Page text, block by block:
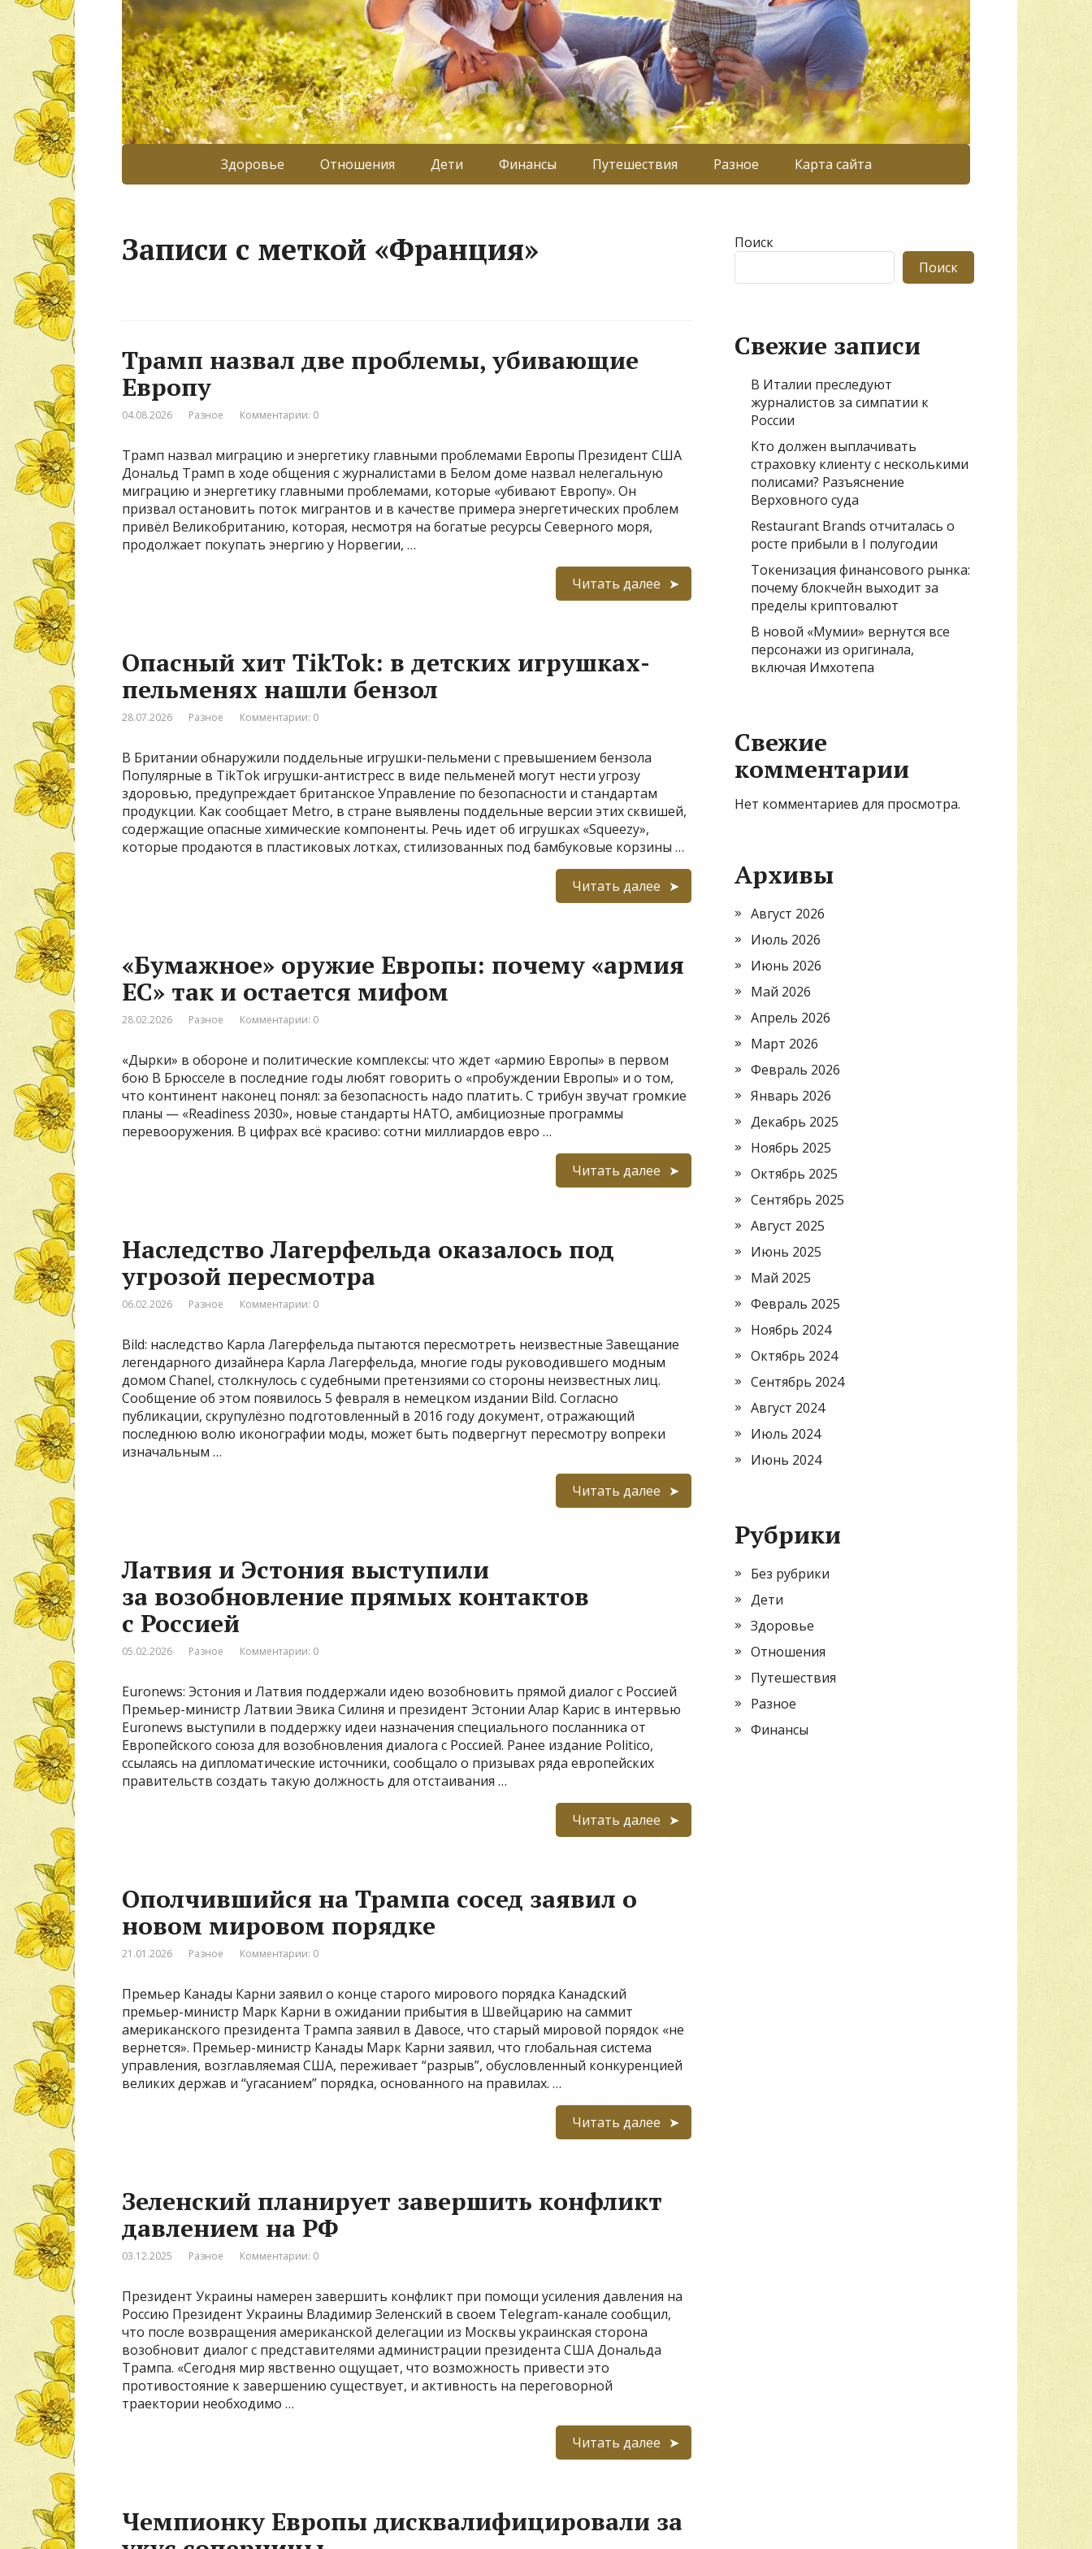
Здоровье Отношения Дети Финансы Путешествия Разное Карта сайта
Записи с меткой «Франция»
Трамп назвал две проблемы, убивающие
Европу
04.08.2026 Разное Комментарии: 0
Трамп назвал миграцию и энергетику главными проблемами Европы Президент США
Дональд Трамп в ходе общения с журналистами в Белом доме назвал нелегальную
миграцию и энергетику главными проблемами, которые «убивают Европу». Он
призвал остановить поток мигрантов и в качестве примера энергетических проблем
привёл Великобританию, которая, несмотря на богатые ресурсы Северного моря,
продолжает покупать энергию у Норвегии, …
Читать далее
Опасный хит TikTok: в детских игрушках-
пельменях нашли бензол
28.07.2026 Разное Комментарии: 0
В Британии обнаружили поддельные игрушки-пельмени с превышением бензола
Популярные в TikTok игрушки-антистресс в виде пельменей могут нести угрозу
здоровью, предупреждает британское Управление по безопасности и стандартам
продукции. Как сообщает Metro, в стране выявлены поддельные версии этих сквишей,
содержащие опасные химические компоненты. Речь идет об игрушках «Squeezy»,
которые продаются в пластиковых лотках, стилизованных под бамбуковые корзины …
Читать далее
«Бумажное» оружие Европы: почему «армия
ЕС» так и остается мифом
28.02.2026 Разное Комментарии: 0
«Дырки» в обороне и политические комплексы: что ждет «армию Европы» в первом
бою В Брюсселе в последние годы любят говорить о «пробуждении Европы» и о том,
что континент наконец понял: за безопасность надо платить. С трибун звучат громкие
планы — «Readiness 2030», новые стандарты НАТО, амбициозные программы
перевооружения. В цифрах всё красиво: сотни миллиардов евро …
Читать далее
Наследство Лагерфельда оказалось под
угрозой пересмотра
06.02.2026 Разное Комментарии: 0
Bild: наследство Карла Лагерфельда пытаются пересмотреть неизвестные Завещание
легендарного дизайнера Карла Лагерфельда, многие годы руководившего модным
домом Chanel, столкнулось с судебными претензиями со стороны неизвестных лиц.
Сообщение об этом появилось 5 февраля в немецком издании Bild. Согласно
публикации, скрупулёзно подготовленный в 2016 году документ, отражающий
последнюю волю иконографии моды, может быть подвергнут пересмотру вопреки
изначальным …
Читать далее
Латвия и Эстония выступили
за возобновление прямых контактов
с Россией
05.02.2026 Разное Комментарии: 0
Euronews: Эстония и Латвия поддержали идею возобновить прямой диалог с Россией
Премьер-министр Латвии Эвика Силиня и президент Эстонии Алар Карис в интервью
Euronews выступили в поддержку идеи назначения специального посланника от
Европейского союза для возобновления диалога с Россией. Ранее издание Politico,
ссылаясь на дипломатические источники, сообщало о призывах ряда европейских
правительств создать такую должность для отстаивания …
Читать далее
Ополчившийся на Трампа сосед заявил о
новом мировом порядке
21.01.2026 Разное Комментарии: 0
Премьер Канады Карни заявил о конце старого мирового порядка Канадский
премьер-министр Марк Карни в ожидании прибытия в Швейцарию на саммит
американского президента Трампа заявил в Давосе, что старый мировой порядок «не
вернется». Премьер-министр Канады Марк Карни заявил, что глобальная система
управления, возглавляемая США, переживает “разрыв”, обусловленный конкуренцией
великих держав и “угасанием” порядка, основанного на правилах. …
Читать далее
Зеленский планирует завершить конфликт
давлением на РФ
03.12.2025 Разное Комментарии: 0
Президент Украины намерен завершить конфликт при помощи усиления давления на
Россию Президент Украины Владимир Зеленский в своем Telegram-канале сообщил,
что после возвращения американской делегации из Москвы украинская сторона
возобновит диалог с представителями администрации президента США Дональда
Трампа. «Сегодня мир явственно ощущает, что возможность привести это
противостояние к завершению существует, и активность на переговорной
траектории необходимо …
Читать далее
Чемпионку Европы дисквалифицировали за
Поиск
Поиск
Свежие записи
В Италии преследуют
журналистов за симпатии к
России
Кто должен выплачивать
страховку клиенту с несколькими
полисами? Разъяснение
Верховного суда
Restaurant Brands отчиталась о
росте прибыли в I полугодии
Токенизация финансового рынка:
почему блокчейн выходит за
пределы криптовалют
В новой «Мумии» вернутся все
персонажи из оригинала,
включая Имхотепа
Свежие
комментарии
Нет комментариев для просмотра.
Архивы
Август 2026
Июль 2026
Июнь 2026
Май 2026
Апрель 2026
Март 2026
Февраль 2026
Январь 2026
Декабрь 2025
Ноябрь 2025
Октябрь 2025
Сентябрь 2025
Август 2025
Июнь 2025
Май 2025
Февраль 2025
Ноябрь 2024
Октябрь 2024
Сентябрь 2024
Август 2024
Июль 2024
Июнь 2024
Рубрики
Без рубрики
Дети
Здоровье
Отношения
Путешествия
Разное
Финансы